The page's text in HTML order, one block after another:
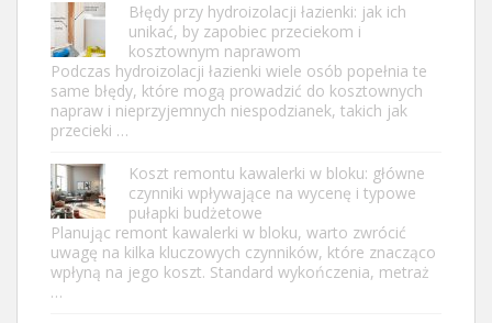
Błędy przy hydroizolacji łazienki: jak ich
unikać, by zapobiec przeciekom i
kosztownym naprawom
Podczas hydroizolacji łazienki wiele osób popełnia te
same błędy, które mogą prowadzić do kosztownych
napraw i nieprzyjemnych niespodzianek, takich jak
przecieki …
Koszt remontu kawalerki w bloku: główne
czynniki wpływające na wycenę i typowe
pułapki budżetowe
Planując remont kawalerki w bloku, warto zwrócić
uwagę na kilka kluczowych czynników, które znacząco
wpłyną na jego koszt. Standard wykończenia, metraż
…